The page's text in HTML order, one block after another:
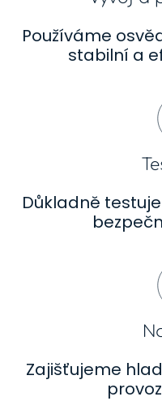
Používáme
stabilní a
Důkladně
Zajišťujeme